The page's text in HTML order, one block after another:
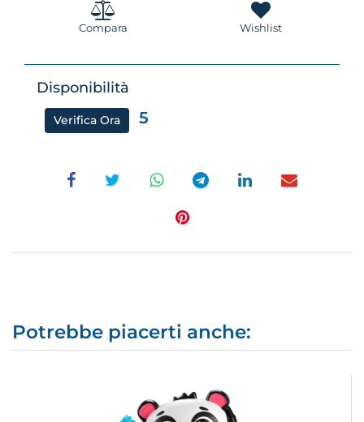
Compara Wishlist
Disponibilità
Verifica Ora 5
Potrebbe piacerti anche: